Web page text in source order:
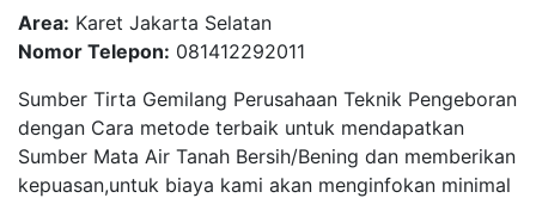
Area: Karet Jakarta Selatan
Nomor Telepon: 081412292011
Sumber Tirta Gemilang Perusahaan Teknik Pengeboran
dengan Cara metode terbaik untuk mendapatkan
Sumber Mata Air Tanah Bersih/Bening dan memberikan
kepuasan,untuk biaya kami akan menginfokan minimal